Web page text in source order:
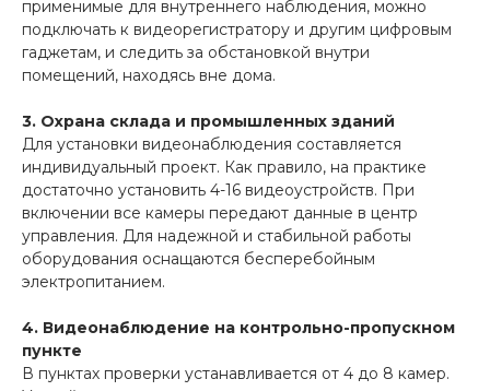
применимые для внутреннего наблюдения, можно
подключать к видеорегистратору и другим цифровым
гаджетам, и следить за обстановкой внутри
помещений, находясь вне дома.
3. Охрана склада и промышленных зданий
Для установки видеонаблюдения составляется
индивидуальный проект. Как правило, на практике
достаточно установить 4-16 видеоустройств. При
включении все камеры передают данные в центр
управления. Для надежной и стабильной работы
оборудования оснащаются бесперебойным
электропитанием.
4. Видеонаблюдение на контрольно-пропускном
пункте
В пунктах проверки устанавливается от 4 до 8 камер.